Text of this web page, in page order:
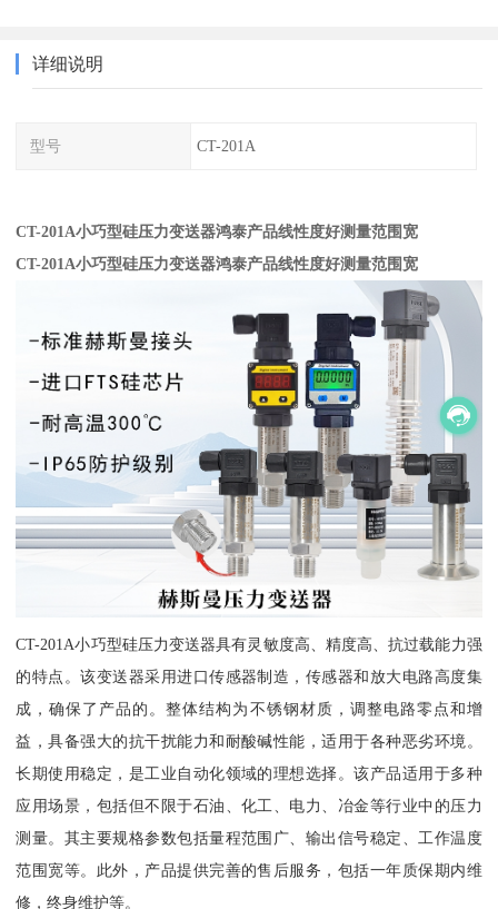
详细说明
型号 CT-201A
CT-201A小巧型硅压力变送器鸿泰产品线性度好测量范围宽
CT-201A小巧型硅压力变送器鸿泰产品线性度好测量范围宽
CT-201A小巧型硅压力变送器具有灵敏度高、精度高、抗过载能力强
的特点。该变送器采用进口传感器制造，传感器和放大电路高度集
成，确保了产品的。整体结构为不锈钢材质，调整电路零点和增
益，具备强大的抗干扰能力和耐酸碱性能，适用于各种恶劣环境。
长期使用稳定，是工业自动化领域的理想选择。该产品适用于多种
应用场景，包括但不限于石油、化工、电力、冶金等行业中的压力
测量。其主要规格参数包括量程范围广、输出信号稳定、工作温度
范围宽等。此外，产品提供完善的售后服务，包括一年质保期内维
修，终身维护等。